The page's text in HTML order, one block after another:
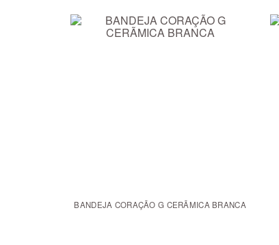
BANDEJA CORAÇÃO G CERÃMICA BRANCA